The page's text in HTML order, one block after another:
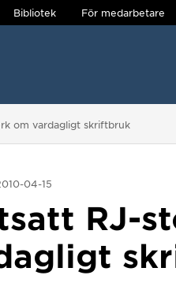
Bibliotek För medarbetare
om vardagligt skriftbruk
04-15
RJ-